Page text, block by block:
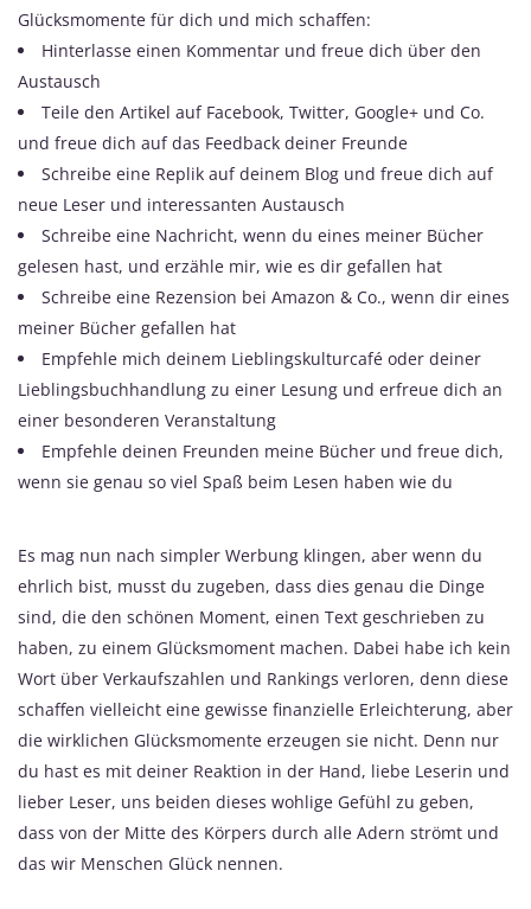
Glücksmomente für dich und mich schaffen:
Hinterlasse einen Kommentar und freue dich über den
Austausch
Teile den Artikel auf Facebook, Twitter, Google+ und Co.
und freue dich auf das Feedback deiner Freunde
Schreibe eine Replik auf deinem Blog und freue dich auf
neue Leser und interessanten Austausch
Schreibe eine Nachricht, wenn du eines meiner Bücher
gelesen hast, und erzähle mir, wie es dir gefallen hat
Schreibe eine Rezension bei Amazon & Co., wenn dir eines
meiner Bücher gefallen hat
Empfehle mich deinem Lieblingskulturcafé oder deiner
Lieblingsbuchhandlung zu einer Lesung und erfreue dich an
einer besonderen Veranstaltung
Empfehle deinen Freunden meine Bücher und freue dich,
wenn sie genau so viel Spaß beim Lesen haben wie du
Es mag nun nach simpler Werbung klingen, aber wenn du
ehrlich bist, musst du zugeben, dass dies genau die Dinge
sind, die den schönen Moment, einen Text geschrieben zu
haben, zu einem Glücksmoment machen. Dabei habe ich kein
Wort über Verkaufszahlen und Rankings verloren, denn diese
schaffen vielleicht eine gewisse finanzielle Erleichterung, aber
die wirklichen Glücksmomente erzeugen sie nicht. Denn nur
du hast es mit deiner Reaktion in der Hand, liebe Leserin und
lieber Leser, uns beiden dieses wohlige Gefühl zu geben,
dass von der Mitte des Körpers durch alle Adern strömt und
das wir Menschen Glück nennen.